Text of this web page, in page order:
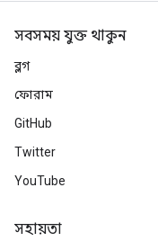
সবসময় যুক্ত থাকুন
ব্লগ
ফোরাম
GitHub
Twitter
YouTube
সহায়তা